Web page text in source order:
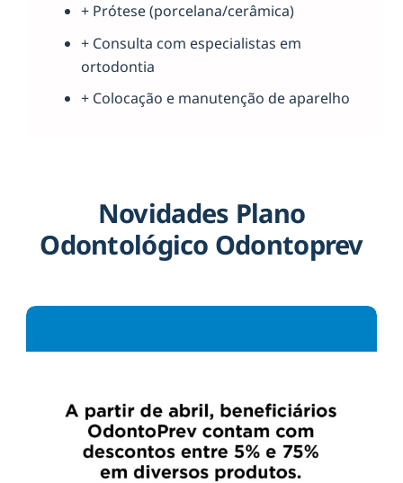
+ Prótese (porcelana/cerâmica)
+ Consulta com especialistas em
ortodontia
+ Colocação e manutenção de aparelho
Novidades Plano
Odontológico Odontoprev